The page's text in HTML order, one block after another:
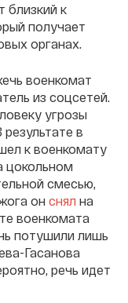
близкий к
получает
органах.
военкомат
из соцсетей.
угрозы
в
к военкомату
цокольном
смесью,
он снял на
военкомата
потушили лишь
Гасанова
речь идет